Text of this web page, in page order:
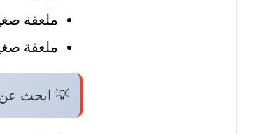
ملعقة
ملعقة
💡 ابحث